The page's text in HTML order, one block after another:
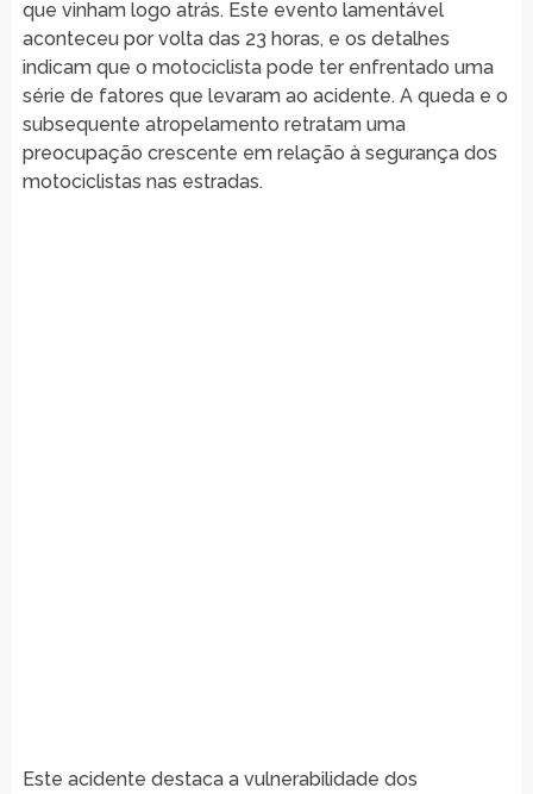
que vinham logo atrás. Este evento lamentável
aconteceu por volta das 23 horas, e os detalhes
indicam que o motociclista pode ter enfrentado uma
série de fatores que levaram ao acidente. A queda e o
subsequente atropelamento retratam uma
preocupação crescente em relação à segurança dos
motociclistas nas estradas.
Este acidente destaca a vulnerabilidade dos